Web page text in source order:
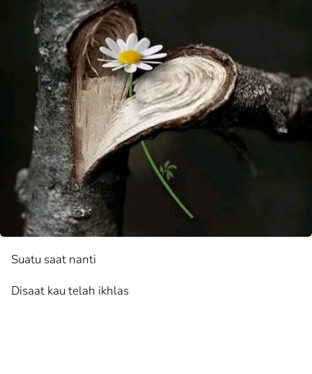
Suatu saat nanti
Disaat kau telah ikhlas